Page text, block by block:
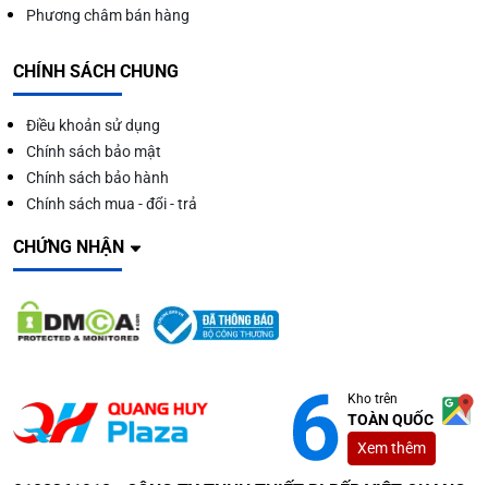
Phương châm bán hàng
CHÍNH SÁCH CHUNG
Điều khoản sử dụng
Chính sách bảo mật
Chính sách bảo hành
Chính sách mua - đổi - trả
CHỨNG NHẬN
Kho trên
TOÀN QUỐC
Xem thêm